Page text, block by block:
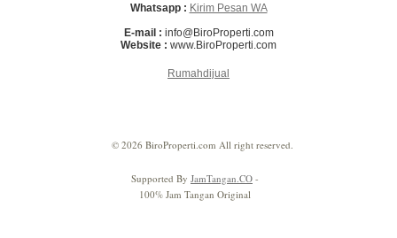
Whatsapp : Kirim Pesan WA
E-mail : info@BiroProperti.com
Website : www.BiroProperti.com
Rumahdijual
© 2026 BiroProperti.com All right reserved.
Supported By JamTangan.CO -
100% Jam Tangan Original